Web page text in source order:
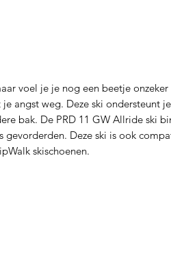
voel je je nog een beetje
je angst weg. Deze ski ondersteunt
bak. De PRD 11 GW Allride ski
gevorderden. Deze ski is ook
skischoenen.